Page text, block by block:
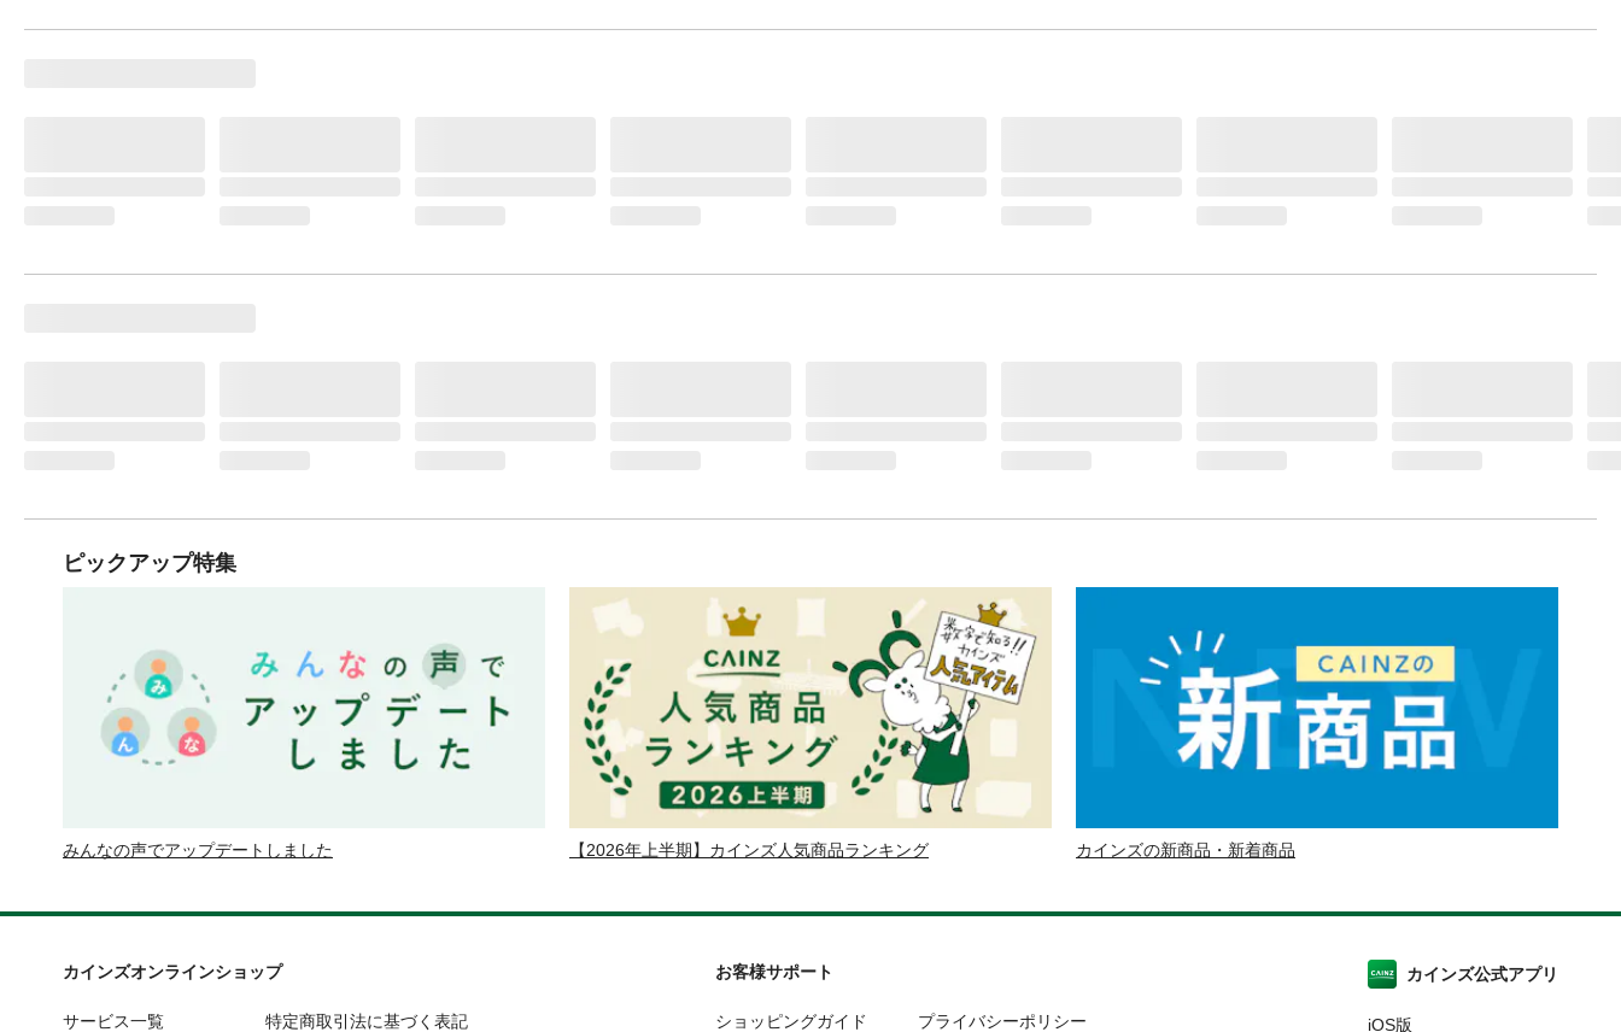
ピックアップ特集
みんなの声でアップデートしました 【2026年上半期】カインズ人気商品ランキング カインズの新商品・新着商品
カインズオンラインショップ
サービス一覧 特定商取引法に基づく表記
お客様サポート
ショッピングガイド プライバシーポリシー
カインズ公式アプリ
iOS版